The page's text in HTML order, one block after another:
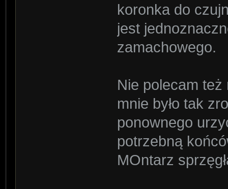
koronka do
jest
zamachowego.
Nie polecam
mnie było tak
ponownego
potrzebną
MOntarz